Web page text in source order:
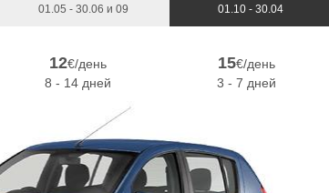
01.05 - 30.06 и 09 01.10 - 30.04
12€/день
8 - 14 дней
15€/день
3 - 7 дней